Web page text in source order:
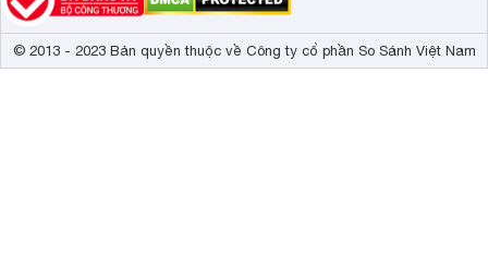
© 2013 - 2023 Bản quyền thuộc về Công ty cổ phần So Sánh Việt Nam